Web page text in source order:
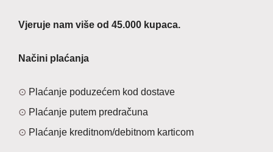
Vjeruje nam više od 45.000 kupaca.
Načini plaćanja
Plaćanje poduzećem kod dostave
Plaćanje putem predračuna
Plaćanje kreditnom/debitnom karticom